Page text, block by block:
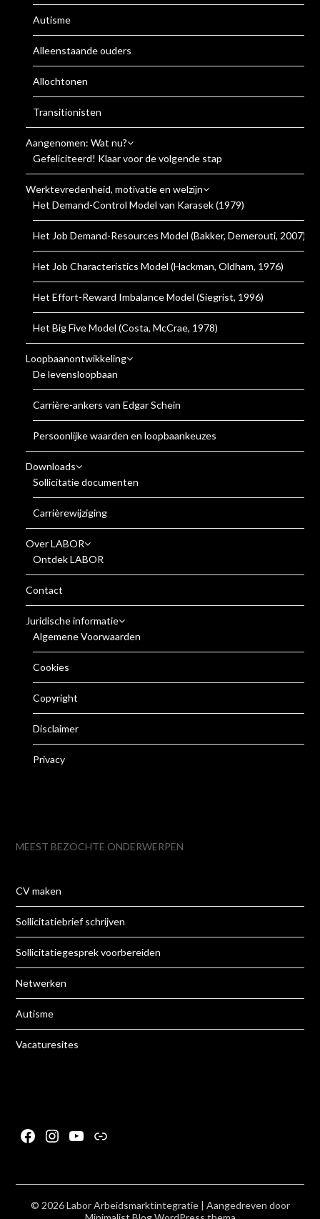
Autisme
Alleenstaande ouders
Allochtonen
Transitionisten
Aangenomen: Wat nu?
Gefeliciteerd! Klaar voor de volgende stap
Werktevredenheid, motivatie en welzijn
Het Demand-Control Model van Karasek (1979)
Het Job Demand-Resources Model (Bakker, Demerouti, 2007)
Het Job Characteristics Model (Hackman, Oldham, 1976)
Het Effort-Reward Imbalance Model (Siegrist, 1996)
Het Big Five Model (Costa, McCrae, 1978)
Loopbaanontwikkeling
De levensloopbaan
Carrière-ankers van Edgar Schein
Persoonlijke waarden en loopbaankeuzes
Downloads
Sollicitatie documenten
Carrièrewijziging
Over LABOR
Ontdek LABOR
Contact
Juridische informatie
Algemene Voorwaarden
Cookies
Copyright
Disclaimer
Privacy
MEEST BEZOCHTE ONDERWERPEN
CV maken
Sollicitatiebrief schrijven
Sollicitatiegesprek voorbereiden
Netwerken
Autisme
Vacaturesites
Facebook
Instagram
YouTube
Link
© 2026 Labor Arbeidsmarktintegratie | Aangedreven door